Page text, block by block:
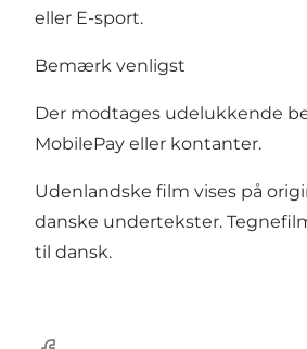
eller E-sport.
Bemærk venligst
Der modtages udelukkende
MobilePay eller kontanter.
Udenlandske film vises på
danske undertekster.
til dansk.